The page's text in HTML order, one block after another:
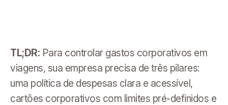
TL;DR: Para controlar gastos corporativos em
viagens, sua empresa precisa de três pilares:
uma política de despesas clara e acessível,
cartões corporativos com limites pré-definidos e